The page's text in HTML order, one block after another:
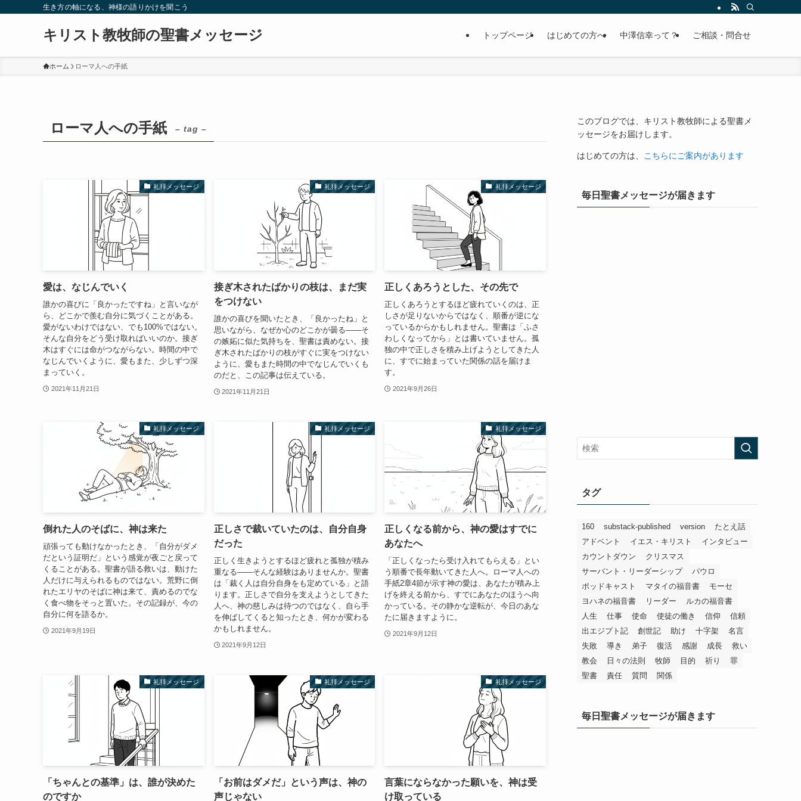
生き方の軸になる、神様の語りかけを聞こう
キリスト教牧師の聖書メッセージ トップページ はじめての方へ 中澤信幸って？ ご相談・問合せ
ホーム ローマ人への手紙
ローマ人への手紙 – tag –
礼拝メッセージ
愛は、なじんでいく
誰かの喜びに「良かったですね」と言いなが
ら、どこかで羨む自分に気づくことがある。
愛がないわけではない、でも100%ではない。
そんな自分をどう受け取ればいいのか。接ぎ
木はすぐには命がつながらない。時間の中で
なじんでいくように、愛もまた、少しずつ深
まっていく。
2021年11月21日
礼拝メッセージ
接ぎ木されたばかりの枝は、まだ実
をつけない
誰かの喜びを聞いたとき、「良かったね」と
思いながら、なぜか心のどこかが曇る——そ
の嫉妬に似た気持ちを、聖書は責めない。接
ぎ木されたばかりの枝がすぐに実をつけない
ように、愛もまた時間の中でなじんでいくも
のだと、この記事は伝えている。
2021年11月21日
礼拝メッセージ
正しくあろうとした、その先で
正しくあろうとするほど疲れていくのは、正
しさが足りないからではなく、順番が逆にな
っているからかもしれません。聖書は「ふさ
わしくなってから」とは書いていません。孤
独の中で正しさを積み上げようとしてきた人
に、すでに始まっていた関係の話を届けま
す。
2021年9月26日
礼拝メッセージ
倒れた人のそばに、神は来た
頑張っても動けなかったとき、「自分がダメ
だという証明だ」という感覚が夜ごと戻って
くることがある。聖書が語る救いは、動けた
人だけに与えられるものではない。荒野に倒
れたエリヤのそばに神は来て、責めるのでな
く食べ物をそっと置いた。その記録が、今の
自分に何を語るか。
2021年9月19日
礼拝メッセージ
正しさで裁いていたのは、自分自身
だった
正しく生きようとするほど疲れと孤独が積み
重なる——そんな経験はありませんか。聖書
は「裁く人は自分自身をも定めている」と語
ります。正しさで自分を支えようとしてきた
人へ、神の慈しみは待つのではなく、自ら手
を伸ばしてくると知ったとき、何かが変わる
かもしれません。
2021年9月12日
礼拝メッセージ
正しくなる前から、神の愛はすでに
あなたへ
「正しくなったら受け入れてもらえる」とい
う順番で長年動いてきた人へ。ローマ人への
手紙2章4節が示す神の愛は、あなたが積み上
げを終える前から、すでにあなたのほうへ向
かっている。その静かな逆転が、今日のあな
たに届きますように。
2021年9月12日
礼拝メッセージ
「ちゃんとの基準」は、誰が決めた
のですか
礼拝メッセージ
「お前はダメだ」という声は、神の
声じゃない
礼拝メッセージ
言葉にならなかった願いを、神は受
け取っている
このブログでは、キリスト教牧師による聖書メ
ッセージをお届けします。
はじめての方は、 こちらにご案内があります
毎日聖書メッセージが届きます
タグ
160 substack-published version
たとえ話
アドベント
イエス・キリスト
インタビュー
カウントダウン
クリスマス
サーバント・リーダーシップ
パウロ
ポッドキャスト
マタイの福音書
モーセ
ヨハネの福音書
リーダー
ルカの福音書
人生
仕事 使命 使徒の働き 信仰
信頼
出エジプト記
創世記 助け 十字架
名言
失敗
導き 弟子 復活 感謝 成長
救い
教会
日々の法則 牧師 目的 祈り
罪
聖書
責任 質問 関係
毎日聖書メッセージが届きます